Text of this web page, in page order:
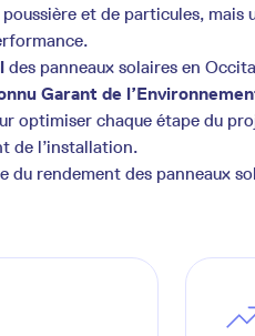
et de particules, mais
des panneaux solaires en
Garant de
optimiser chaque étape du
de l’installation.
du rendement des panneaux